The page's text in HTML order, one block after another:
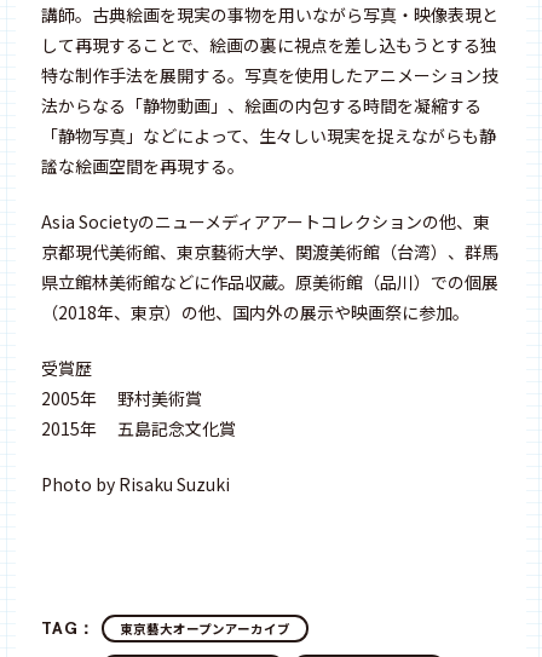
講師。古典絵画を現実の事物を用いながら写真・映像表現と
して再現することで、絵画の裏に視点を差し込もうとする独
特な制作手法を展開する。写真を使用したアニメーション技
法からなる「静物動画」、絵画の内包する時間を凝縮する
「静物写真」などによって、生々しい現実を捉えながらも静
謐な絵画空間を再現する。
Asia Societyのニューメディアアートコレクションの他、東
京都現代美術館、東京藝術大学、関渡美術館（台湾）、群馬
県立館林美術館などに作品収蔵。原美術館（品川）での個展
（2018年、東京）の他、国内外の展示や映画祭に参加。
受賞歴
2005年 野村美術賞
2015年 五島記念文化賞
Photo by Risaku Suzuki
TAG： 東京藝大オープンアーカイブ